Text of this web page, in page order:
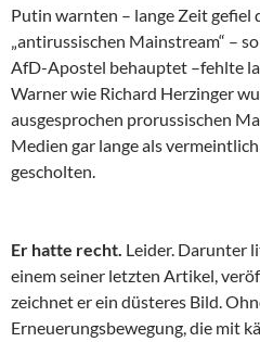
Putin warnten – lange Zeit gefiel
„antirussischen Mainstream“ –
AfD-Apostel behauptet –fehlte
Warner wie Richard Herzinger
ausgesprochen prorussischen
Medien gar lange als
gescholten.
Er hatte recht. Leider. Darunter
einem seiner letzten Artikel,
zeichnet er ein düsteres Bild.
Erneuerungsbewegung, die mit